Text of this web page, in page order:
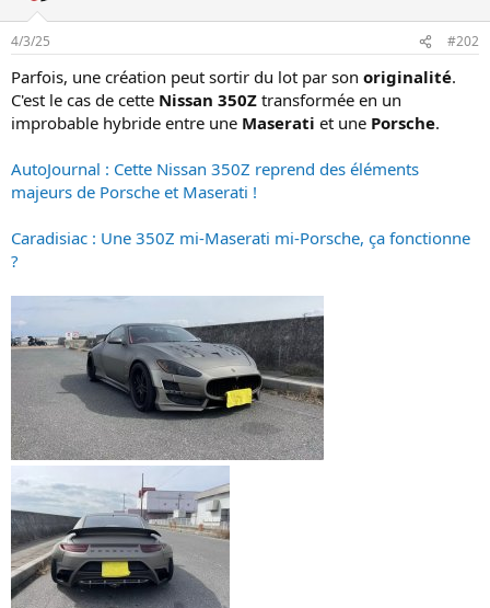
s
i
n
4/3/25 #202
Parfois, une création peut sortir du lot par son originalité.
C'est le cas de cette Nissan 350Z transformée en un
improbable hybride entre une Maserati et une Porsche.
AutoJournal : Cette Nissan 350Z reprend des éléments
majeurs de Porsche et Maserati !
Caradisiac : Une 350Z mi-Maserati mi-Porsche, ça fonctionne
?